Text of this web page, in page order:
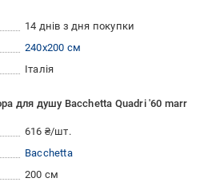
14 днів з дня покупки
240x200 см
Італія
для душу Bacchetta Quadri '60 marr
616 ₴/шт.
Bacchetta
200 см